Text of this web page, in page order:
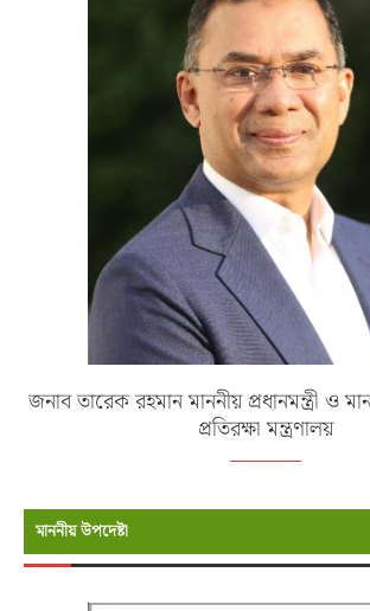
জনাব তারেক রহমান মাননীয় প্রধানমন্ত্রী ও
প্রতিরক্ষা মন্ত্রণালয়
মাননীয় উপদেষ্টা